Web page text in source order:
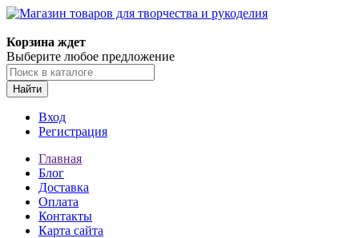
Корзина ждет
Выберите любое предложение
Найти
Вход
Регистрация
Главная
Блог
Доставка
Оплата
Контакты
Карта сайта